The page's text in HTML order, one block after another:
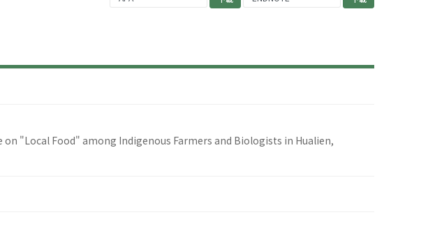
"Local Food" among Indigenous Farmers and Biologists in Hualien,